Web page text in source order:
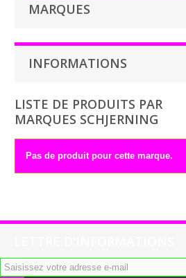
MARQUES
INFORMATIONS
LISTE DE PRODUITS PAR
MARQUES SCHJERNING
Pas de produit pour cette marque.